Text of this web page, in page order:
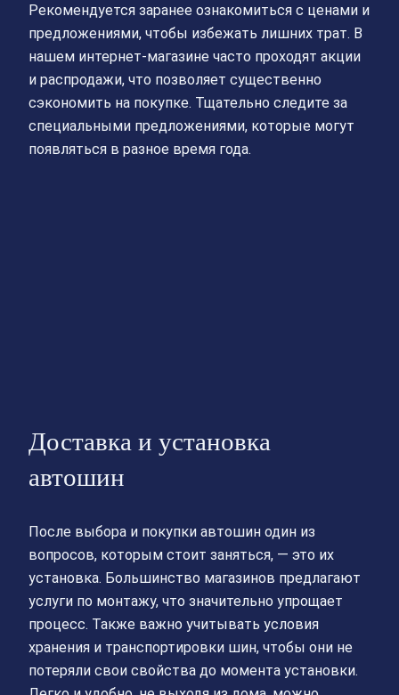
Рекомендуется заранее ознакомиться с ценами и
предложениями, чтобы избежать лишних трат. В
нашем интернет-магазине часто проходят акции
и распродажи, что позволяет существенно
сэкономить на покупке. Тщательно следите за
специальными предложениями, которые могут
появляться в разное время года.
Доставка и установка
автошин
После выбора и покупки автошин один из
вопросов, которым стоит заняться, — это их
установка. Большинство магазинов предлагают
услуги по монтажу, что значительно упрощает
процесс. Также важно учитывать условия
хранения и транспортировки шин, чтобы они не
потеряли свои свойства до момента установки.